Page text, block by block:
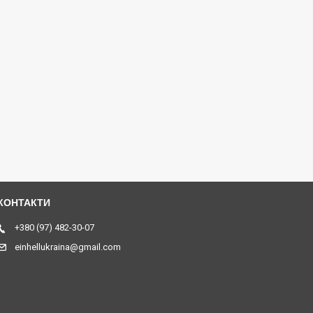
+380 (97) 482-30-07
einhellukraina@gmail.com